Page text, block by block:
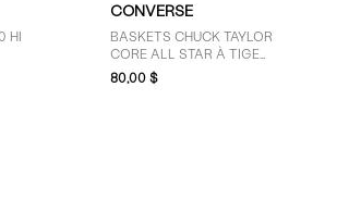
HI
CONVERSE
BASKETS CHUCK TAYLOR
CORE ALL STAR À TIGE
MONTANTE BLANCHES POUR
FEMMES
80,00 $